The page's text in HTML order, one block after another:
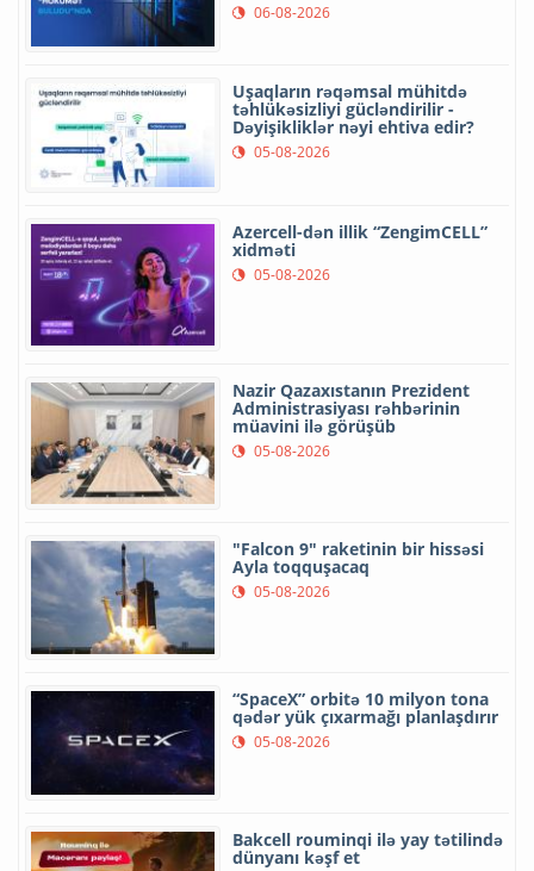
06-08-2026
Uşaqların rəqəmsal mühitdə
təhlükəsizliyi gücləndirilir -
Dəyişikliklər nəyi ehtiva edir?
05-08-2026
Azercell-dən illik “ZengimCELL”
xidməti
05-08-2026
Nazir Qazaxıstanın Prezident
Administrasiyası rəhbərinin
müavini ilə görüşüb
05-08-2026
"Falcon 9" raketinin bir hissəsi
Ayla toqquşacaq
05-08-2026
“SpaceX” orbitə 10 milyon tona
qədər yük çıxarmağı planlaşdırır
05-08-2026
Bakcell rouminqi ilə yay tətilində
dünyanı kəşf et